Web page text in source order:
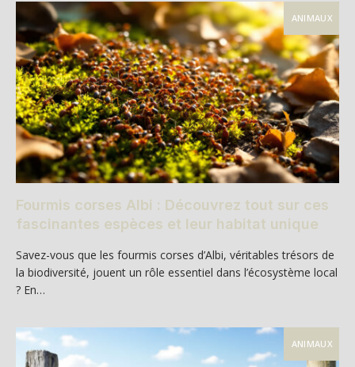
ANIMAUX
Fourmis corses Albi : Découvrez tout sur ces
fascinantes espèces et leur habitat unique
Savez-vous que les fourmis corses d’Albi, véritables trésors de
la biodiversité, jouent un rôle essentiel dans l’écosystème local
? En…
ANIMAUX